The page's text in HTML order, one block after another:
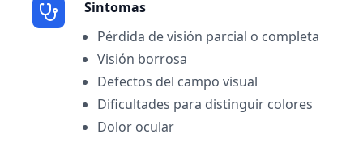
Sintomas
Pérdida de visión parcial o completa
Visión borrosa
Defectos del campo visual
Dificultades para distinguir colores
Dolor ocular